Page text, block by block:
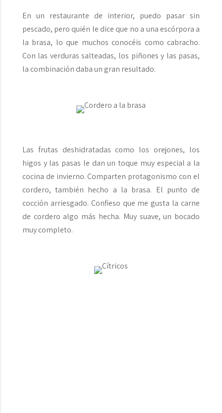
En un restaurante de interior, puedo pasar sin
pescado, pero quién le dice que no a una escórpora a
la brasa, lo que muchos conocéis como cabracho.
Con las verduras salteadas, los piñones y las pasas,
la combinación daba un gran resultado.
Las frutas deshidratadas como los orejones, los
higos y las pasas le dan un toque muy especial a la
cocina de invierno. Comparten protagonismo con el
cordero, también hecho a la brasa. El punto de
cocción arriesgado. Confieso que me gusta la carne
de cordero algo más hecha. Muy suave, un bocado
muy completo.